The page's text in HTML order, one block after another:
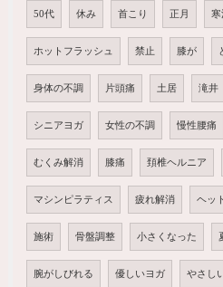
50代 休み 首こり 正月 寒
ホットフラッシュ 禁止 膝が
身体の不調 片頭痛 土居 滝井
シニアヨガ 女性の不調 慢性腰痛
むくみ解消 膝痛 頚椎ヘルニア
マシンピラティス 疲れ解消 ヘッ
施術 骨盤調整 小さくなった
腕がしびれる 優しいヨガ やさし